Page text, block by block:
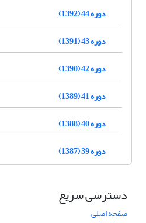
دوره 44 (1392)
دوره 43 (1391)
دوره 42 (1390)
دوره 41 (1389)
دوره 40 (1388)
دوره 39 (1387)
دسترسی سریع
صفحه اصلی